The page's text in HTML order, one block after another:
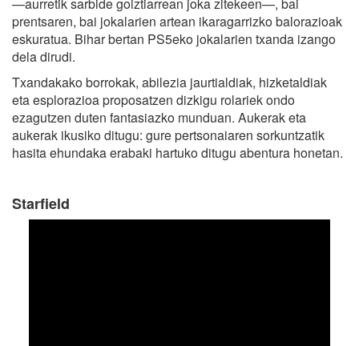
prentsaren, bai jokalarien artean ikaragarrizko balorazioak
eskuratua. Bihar bertan PS5eko jokalarien txanda izango
dela dirudi.
Txandakako borrokak, abilezia jaurtialdiak, hizketaldiak
eta esplorazioa proposatzen dizkigu rolariek ondo
ezagutzen duten fantasiazko munduan. Aukerak eta
aukerak ikusiko ditugu: gure pertsonaiaren sorkuntzatik
hasita ehundaka erabaki hartuko ditugu abentura honetan.
Starfield